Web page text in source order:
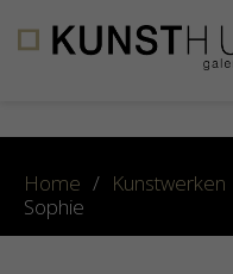
Home / Kunstwerken
Sophie